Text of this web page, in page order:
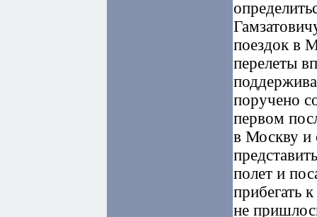
поездок в
перелеты
поручено
первом
в Москву и
полет и
прибегать
не